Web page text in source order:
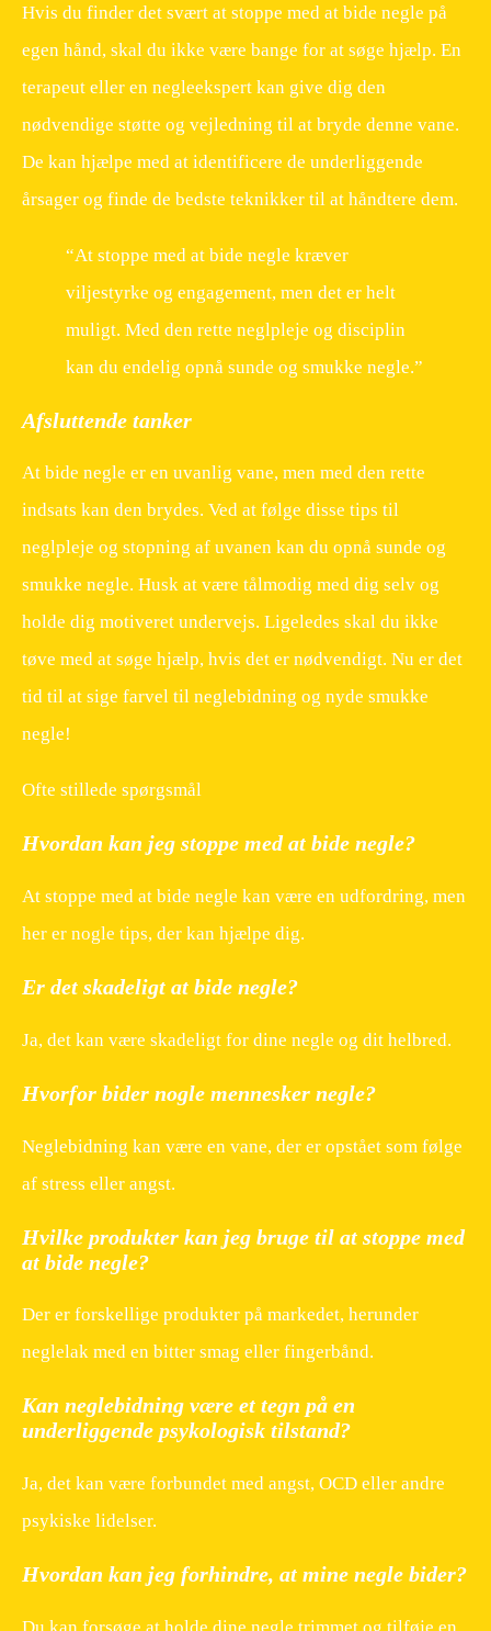
Hvis du finder det svært at stoppe med at bide negle på
egen hånd, skal du ikke være bange for at søge hjælp. En
terapeut eller en negleekspert kan give dig den
nødvendige støtte og vejledning til at bryde denne vane.
De kan hjælpe med at identificere de underliggende
årsager og finde de bedste teknikker til at håndtere dem.
“At stoppe med at bide negle kræver
viljestyrke og engagement, men det er helt
muligt. Med den rette neglpleje og disciplin
kan du endelig opnå sunde og smukke negle.”
Afsluttende tanker
At bide negle er en uvanlig vane, men med den rette
indsats kan den brydes. Ved at følge disse tips til
neglpleje og stopning af uvanen kan du opnå sunde og
smukke negle. Husk at være tålmodig med dig selv og
holde dig motiveret undervejs. Ligeledes skal du ikke
tøve med at søge hjælp, hvis det er nødvendigt. Nu er det
tid til at sige farvel til neglebidning og nyde smukke
negle!
Ofte stillede spørgsmål
Hvordan kan jeg stoppe med at bide negle?
At stoppe med at bide negle kan være en udfordring, men
her er nogle tips, der kan hjælpe dig.
Er det skadeligt at bide negle?
Ja, det kan være skadeligt for dine negle og dit helbred.
Hvorfor bider nogle mennesker negle?
Neglebidning kan være en vane, der er opstået som følge
af stress eller angst.
Hvilke produkter kan jeg bruge til at stoppe med
at bide negle?
Der er forskellige produkter på markedet, herunder
neglelak med en bitter smag eller fingerbånd.
Kan neglebidning være et tegn på en
underliggende psykologisk tilstand?
Ja, det kan være forbundet med angst, OCD eller andre
psykiske lidelser.
Hvordan kan jeg forhindre, at mine negle bider?